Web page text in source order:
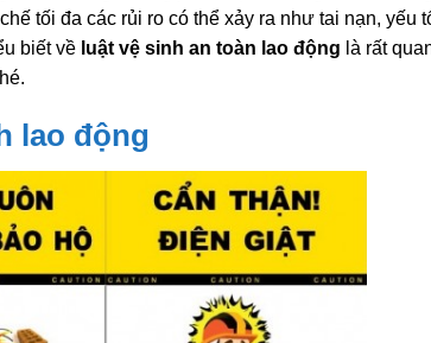
tối đa các rủi ro có thể xảy ra như tai nạn, yếu
biết về luật vệ sinh an toàn lao động là rất
lao động